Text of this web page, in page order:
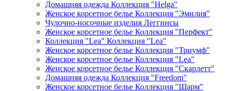
Домашняя одежда Коллекция "Helga"
Женское корсетное белье Коллекция "Эмилия"
Чулочно-носочные изделия Леггинсы
Женское корсетное белье Коллекция "Перфект"
Коллекция "Lea" Коллекция "Lea"
Женское корсетное белье Коллекция "Триумф"
Женское корсетное белье Коллекция "Lea"
Женское корсетное белье Коллекция "Скарлетт"
Домашняя одежда Коллекция "Freedom"
Женское корсетное белье Коллекция "Шарм"